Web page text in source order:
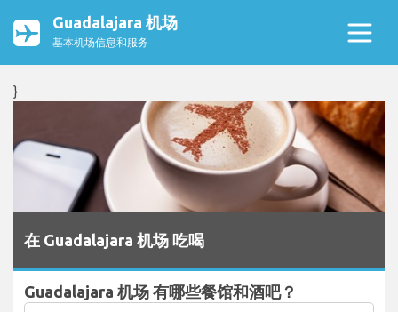
Guadalajara 机场
基本机场信息和服务
}
在 Guadalajara 机场 吃喝
Guadalajara 机场 有哪些餐馆和酒吧？